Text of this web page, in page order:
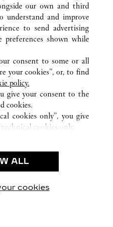
CHINA
SHANGHAI
WEST NAN JING ROAD
our own and third
understand and improve
to send advertising
shown while
consent to some or all
your cookies”, or, to find
policy.
give your consent to the
cookies.
cookies only”, you give
cookies only.
ALL
cookies